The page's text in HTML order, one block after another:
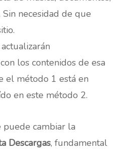
necesidad de que
los contenidos de esa
el método 1 está en
en este método 2.
puede cambiar la
Descargas, fundamental